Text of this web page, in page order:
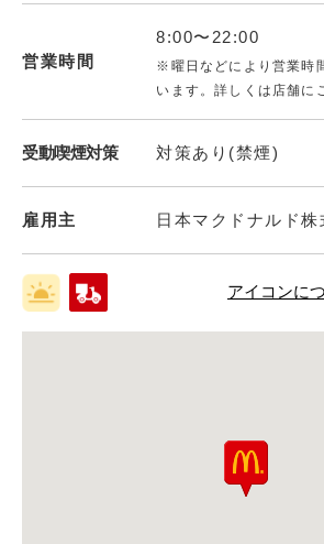
営業時間
8:00〜22:00
※曜日などにより営業時
います。詳しくは店舗に
受動喫煙対策 対策あり(禁煙)
雇用主 日本マクドナルド株
アイコンに